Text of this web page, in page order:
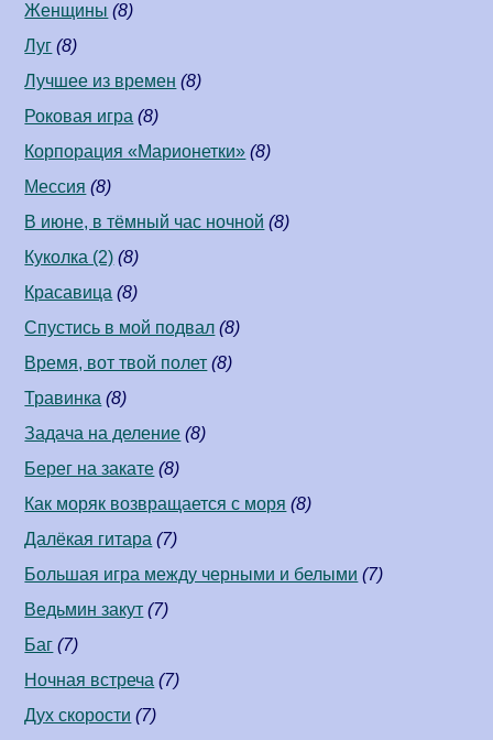
Женщины (8)
Луг (8)
Лучшее из времен (8)
Роковая игра (8)
Корпорация «Марионетки» (8)
Мессия (8)
В июне, в тёмный час ночной (8)
Куколка (2) (8)
Красавица (8)
Спустись в мой подвал (8)
Время, вот твой полет (8)
Травинка (8)
Задача на деление (8)
Берег на закате (8)
Как моряк возвращается с моря (8)
Далёкая гитара (7)
Большая игра между черными и белыми (7)
Ведьмин закут (7)
Баг (7)
Ночная встреча (7)
Дух скорости (7)